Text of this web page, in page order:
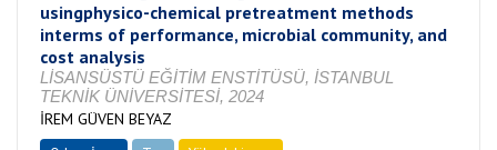
usingphysico-chemical pretreatment methods
interms of performance, microbial community, and
cost analysis
LİSANSÜSTÜ EĞİTİM ENSTİTÜSÜ, İSTANBUL
TEKNİK ÜNİVERSİTESİ, 2024
İREM GÜVEN BEYAZ